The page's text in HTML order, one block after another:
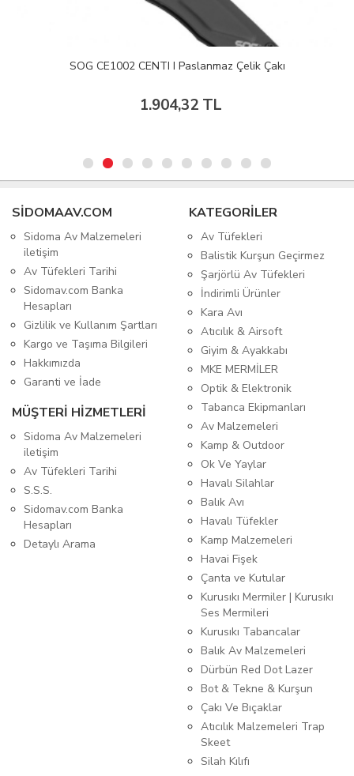
SOG CE1002 CENTI I Paslanmaz Çelik Çakı
1.904,32 TL
SIDOMAAV.COM
Sidoma Av Malzemeleri
iletişim
Av Tüfekleri Tarihi
Sidomav.com Banka
Hesapları
Gizlilik ve Kullanım Şartları
Kargo ve Taşıma Bilgileri
Hakkımızda
Garanti ve İade
MÜŞTERİ HİZMETLERİ
Sidoma Av Malzemeleri
iletişim
Av Tüfekleri Tarihi
S.S.S.
Sidomav.com Banka
Hesapları
Detaylı Arama
KATEGORİLER
Av Tüfekleri
Balistik Kurşun Geçirmez
Şarjörlü Av Tüfekleri
İndirimli Ürünler
Kara Avı
Atıcılık & Airsoft
Giyim & Ayakkabı
MKE MERMİLER
Optik & Elektronik
Tabanca Ekipmanları
Av Malzemeleri
Kamp & Outdoor
Ok Ve Yaylar
Havalı Silahlar
Balık Avı
Havalı Tüfekler
Kamp Malzemeleri
Havai Fişek
Çanta ve Kutular
Kurusıkı Mermiler | Kurusıkı
Ses Mermileri
Kurusıkı Tabancalar
Balık Av Malzemeleri
Dürbün Red Dot Lazer
Bot & Tekne & Kurşun
Çakı Ve Bıçaklar
Atıcılık Malzemeleri Trap
Skeet
Silah Kılıfı